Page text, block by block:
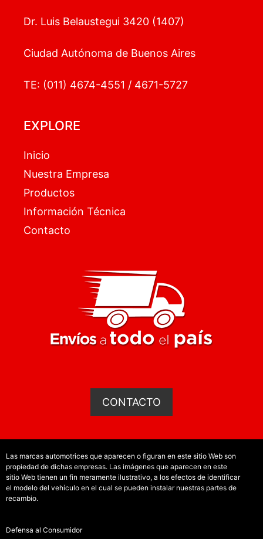
Dr. Luis Belaustegui 3420 (1407)
Ciudad Autónoma de Buenos Aires
TE: (011) 4674-4551 / 4671-5727
EXPLORE
Inicio
Nuestra Empresa
Productos
Información Técnica
Contacto
CONTACTO
Las marcas automotrices que aparecen o figuran en este sitio Web son
propiedad de dichas empresas. Las imágenes que aparecen en este
sitio Web tienen un fin meramente ilustrativo, a los efectos de identificar
el modelo del vehículo en el cual se pueden instalar nuestras partes de
recambio.
Defensa al Consumidor